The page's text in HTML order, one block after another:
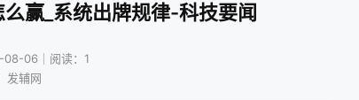
赢_系统出牌规律-科技要闻
06｜阅读：1
发辅网